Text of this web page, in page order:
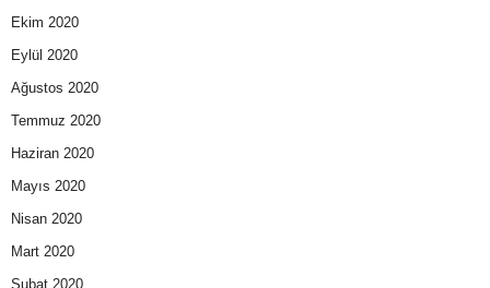
Ekim 2020
Eylül 2020
Ağustos 2020
Temmuz 2020
Haziran 2020
Mayıs 2020
Nisan 2020
Mart 2020
Şubat 2020